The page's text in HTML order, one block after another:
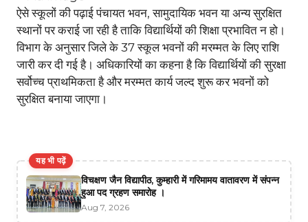
ऐसे स्कूलों की पढ़ाई पंचायत भवन, सामुदायिक भवन या अन्य सुरक्षित
स्थानों पर कराई जा रही है ताकि विद्यार्थियों की शिक्षा प्रभावित न हो।
विभाग के अनुसार जिले के 37 स्कूल भवनों की मरम्मत के लिए राशि
जारी कर दी गई है। अधिकारियों का कहना है कि विद्यार्थियों की सुरक्षा
सर्वोच्च प्राथमिकता है और मरम्मत कार्य जल्द शुरू कर भवनों को
सुरक्षित बनाया जाएगा।
यह भी पढ़ें
विचक्षण जैन विद्यापीठ, कुम्हारी में गरिमामय वातावरण में संपन्न
हुआ पद ग्रहण समारोह ।
Aug 7, 2026